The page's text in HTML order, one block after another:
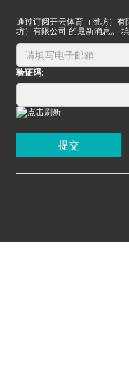
通过订阅开云体育（潍坊）
坊）有限公司 的最新消息。
验证码:
提交